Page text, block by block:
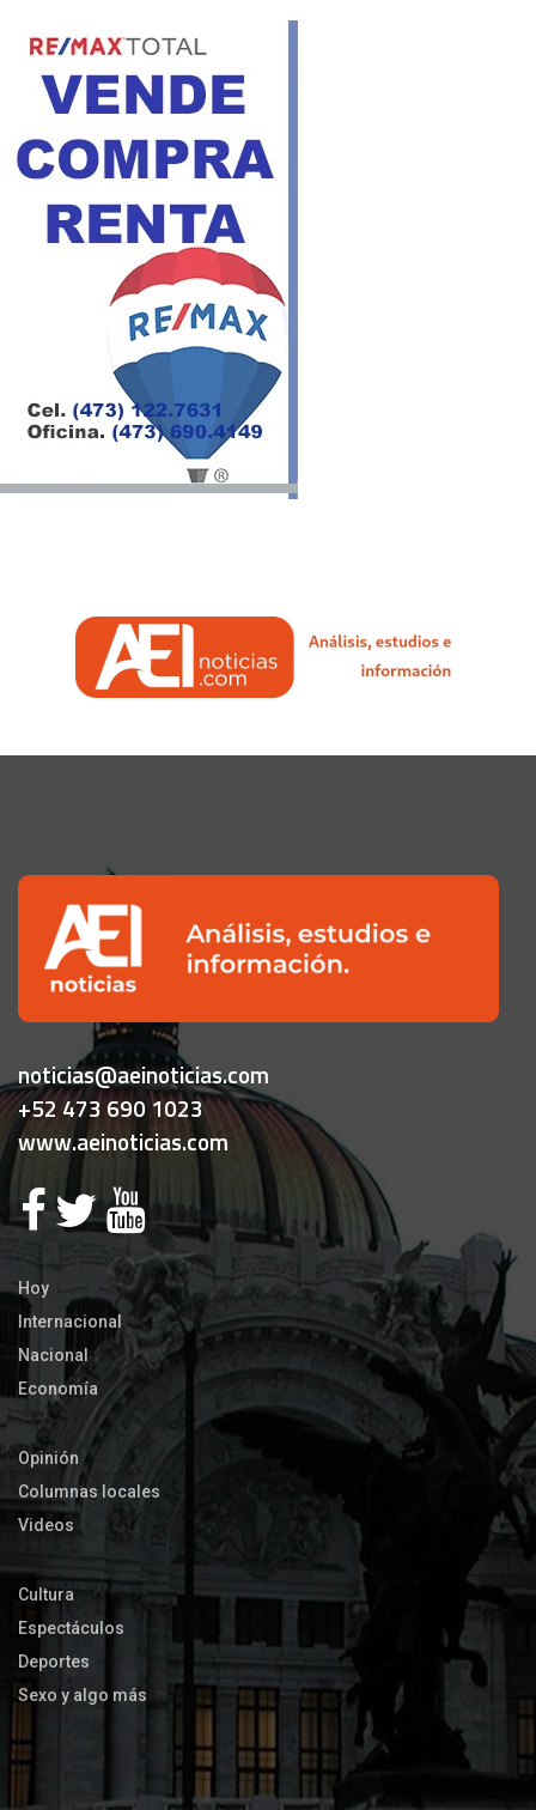
noticias@aeinoticias.com
+52 473 690 1023
www.aeinoticias.com
Hoy
Internacional
Nacional
Economía
Opinión
Columnas locales
Videos
Cultura
Espectáculos
Deportes
Sexo y algo más